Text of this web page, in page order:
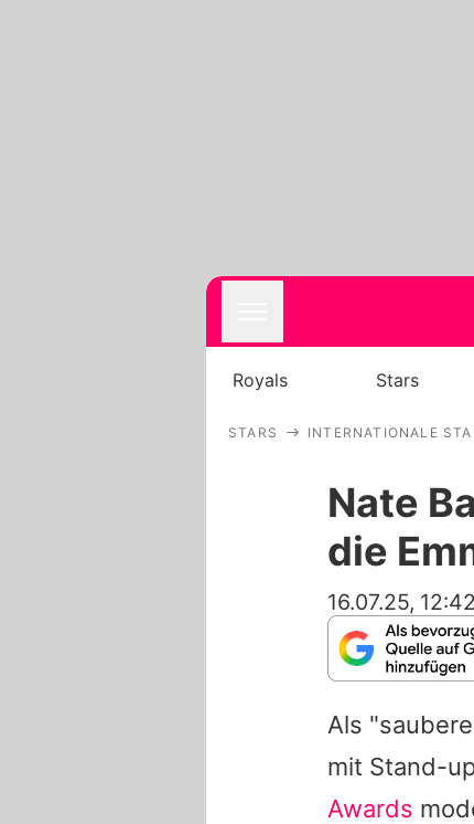
Royals Stars
STARS INTERNATIONALE
Nate
die
16.07.25, 12:42
Als
mit Stand-
Awards